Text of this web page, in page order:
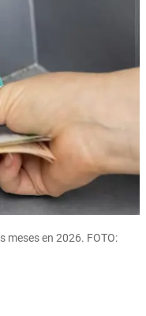
meses en 2026. FOTO: